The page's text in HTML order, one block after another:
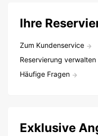
Ihre
Zum Kundenservice
Reservierung verwalten
Häufige Fragen
Exklusive